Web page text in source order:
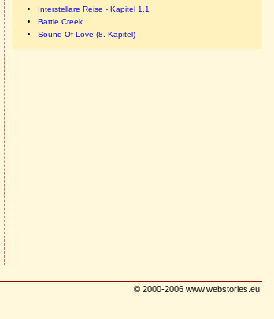
Interstellare Reise - Kapitel 1.1
Battle Creek
Sound Of Love (8. Kapitel)
© 2000-2006 www.webstories.eu